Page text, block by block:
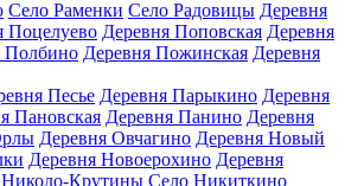
Село Раменки Село Радовицы Деревня
Поцелуево Деревня Поповская Деревня
Полбино Деревня Пожинская Деревня
Песье Деревня Парыкино Деревня
Пановская Деревня Панино Деревня
Деревня Овчагино Деревня Новый
Деревня Новоерохино Деревня
Николо-Крутины Село Никиткино